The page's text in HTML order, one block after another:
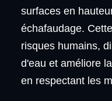
surfaces en
échafaudage.
risques humains,
d'eau et améliore
en respectant les